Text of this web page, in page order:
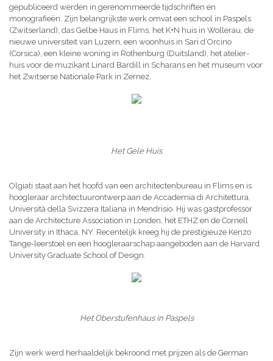
gepubliceerd werden in gerenommeerde tijdschriften en
monografieën. Zijn belangrijkste werk omvat een school in Paspels
(Zwitserland), das Gelbe Haus in Flims, het K+N huis in Wollerau, de
nieuwe universiteit van Luzern, een woonhuis in Sari d’Orcino
(Corsica), een kleine woning in Rothenburg (Duitsland), het atelier-
huis voor de muzikant Linard Bardill in Scharans en het museum voor
het Zwitserse Nationale Park in Zernez.
Het Gele Huis
Olgiati staat aan het hoofd van een architectenbureau in Flims en is
hoogleraar architectuurontwerp aan de Accademia di Architettura,
Università della Svizzera Italiana in Mendrisio. Hij was gastprofessor
aan de Architecture Association in Londen, het ETHZ en de Cornell
University in Ithaca, NY. Recentelijk kreeg hij de prestigieuze Kenzo
Tange-leerstoel en een hoogleraarschap aangeboden aan de Harvard
University Graduate School of Design.
Het Oberstufenhaus in Paspels
Zijn werk werd herhaaldelijk bekroond met prijzen als de German